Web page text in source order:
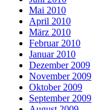
Mai 2010
April 2010
März 2010
Februar 2010
Januar 2010
Dezember 2009
November 2009
Oktober 2009
September 2009